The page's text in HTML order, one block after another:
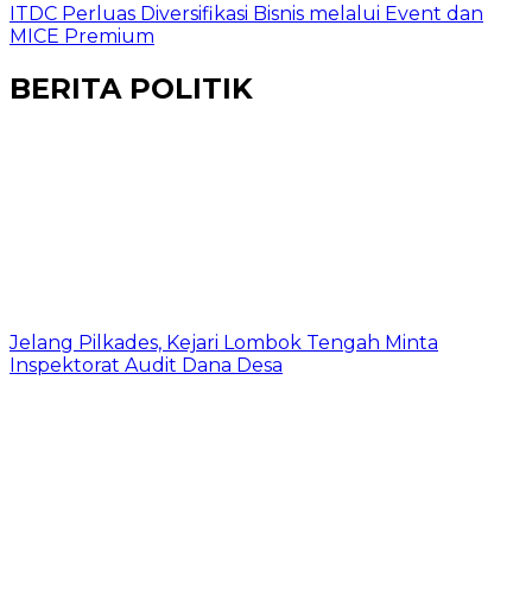
ITDC Perluas Diversifikasi Bisnis melalui Event dan
MICE Premium
BERITA POLITIK
Jelang Pilkades, Kejari Lombok Tengah Minta
Inspektorat Audit Dana Desa